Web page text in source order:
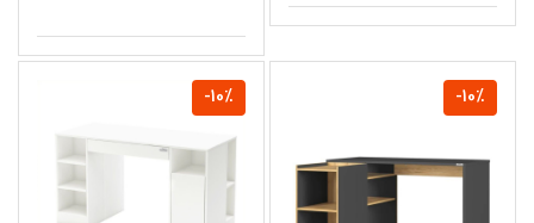
-10%
-10%